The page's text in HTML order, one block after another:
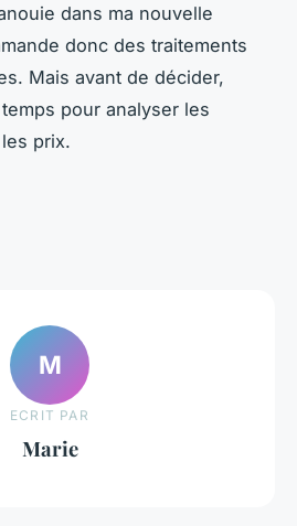
dans ma nouvelle
donc des traitements
Mais avant de décider,
pour analyser les
prix.
M
ECRIT PAR
Marie